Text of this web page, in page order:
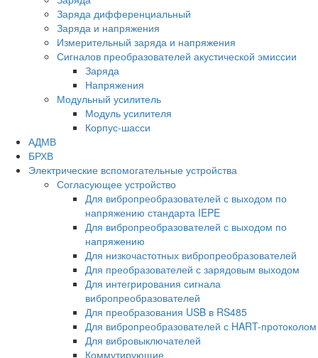
Заряда дифференциальный
Заряда и напряжения
Измерительный заряда и напряжения
Сигналов преобразователей акустической эмиссии
Заряда
Напряжения
Модульный усилитель
Модуль усилителя
Корпус-шасси
АДМВ
БРХВ
Электрические вспомогательные устройства
Согласующее устройство
Для вибропреобразователей с выходом по
напряжению стандарта IEPE
Для вибропреобразователей с выходом по
напряжению
Для низкочастотных вибропреобразователей
Для преобразователей с зарядовым выходом
Для интегрирования сигнала
вибропреобразователей
Для преобразования USB в RS485
Для вибропреобразователей с HART-протоколом
Для вибровыключателей
Коммутирующие